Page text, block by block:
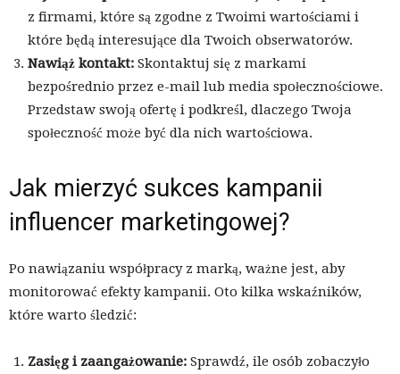
z firmami, które są zgodne z Twoimi wartościami i
które będą interesujące dla Twoich obserwatorów.
Nawiąż kontakt: Skontaktuj się z markami
bezpośrednio przez e-mail lub media społecznościowe.
Przedstaw swoją ofertę i podkreśl, dlaczego Twoja
społeczność może być dla nich wartościowa.
Jak mierzyć sukces kampanii
influencer marketingowej?
Po nawiązaniu współpracy z marką, ważne jest, aby
monitorować efekty kampanii. Oto kilka wskaźników,
które warto śledzić:
Zasięg i zaangażowanie: Sprawdź, ile osób zobaczyło